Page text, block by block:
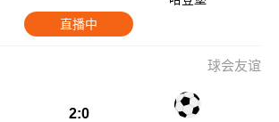
直播中
球会友谊
2:0